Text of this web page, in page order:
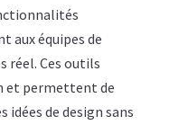
aux équipes de
réel. Ces outils
et permettent de
de design sans